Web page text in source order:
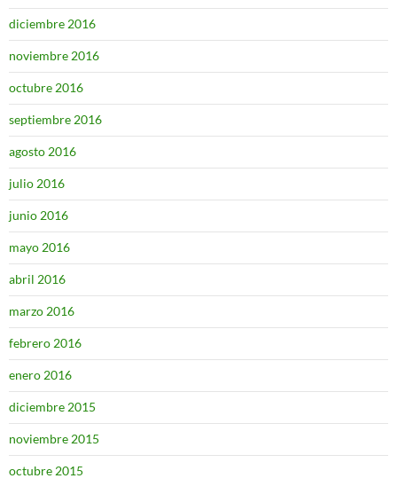
diciembre 2016
noviembre 2016
octubre 2016
septiembre 2016
agosto 2016
julio 2016
junio 2016
mayo 2016
abril 2016
marzo 2016
febrero 2016
enero 2016
diciembre 2015
noviembre 2015
octubre 2015